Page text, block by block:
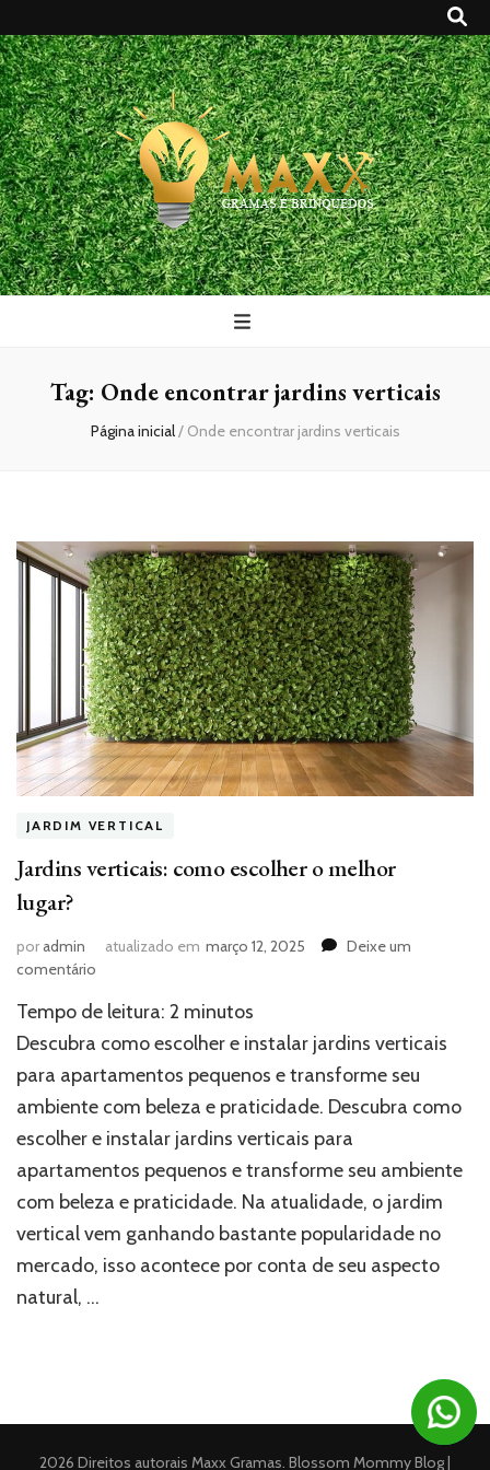
Maxx Gramas
Blog
Tag: Onde encontrar jardins verticais
Página inicial/ Onde encontrar jardins verticais
JARDIM VERTICAL
Jardins verticais: como escolher o melhor
lugar?
poradmin atualizado em março 12, 2025
Deixe um
comentário
verticais:
como
o
melhor
lugar?
Tempo de leitura: 2 minutos
Descubra como escolher e instalar jardins verticais
para apartamentos pequenos e transforme seu
ambiente com beleza e praticidade. Descubra como
escolher e instalar jardins verticais para
apartamentos pequenos e transforme seu ambiente
com beleza e praticidade. Na atualidade, o jardim
vertical vem ganhando bastante popularidade no
mercado, isso acontece por conta de seu aspecto
natural, …
2026 Direitos autorais Maxx Gramas Blossom Mommy Blog |